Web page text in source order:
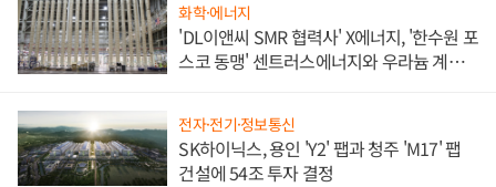
화학·에너지
'DL이앤씨 SMR 협력사' X에너지, '한수원 포
스코 동맹' 센트러스에너지와 우라늄 계약
전자·전기·정보통신
SK하이닉스, 용인 'Y2' 팹과 청주 'M17' 팹
건설에 54조 투자 결정